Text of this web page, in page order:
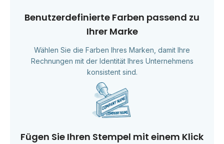
Benutzerdefinierte Farben passend zu
Ihrer Marke
Wählen Sie die Farben Ihres Marken, damit Ihre
Rechnungen mit der Identität Ihres Unternehmens
konsistent sind.
Fügen Sie Ihren Stempel mit einem Klick